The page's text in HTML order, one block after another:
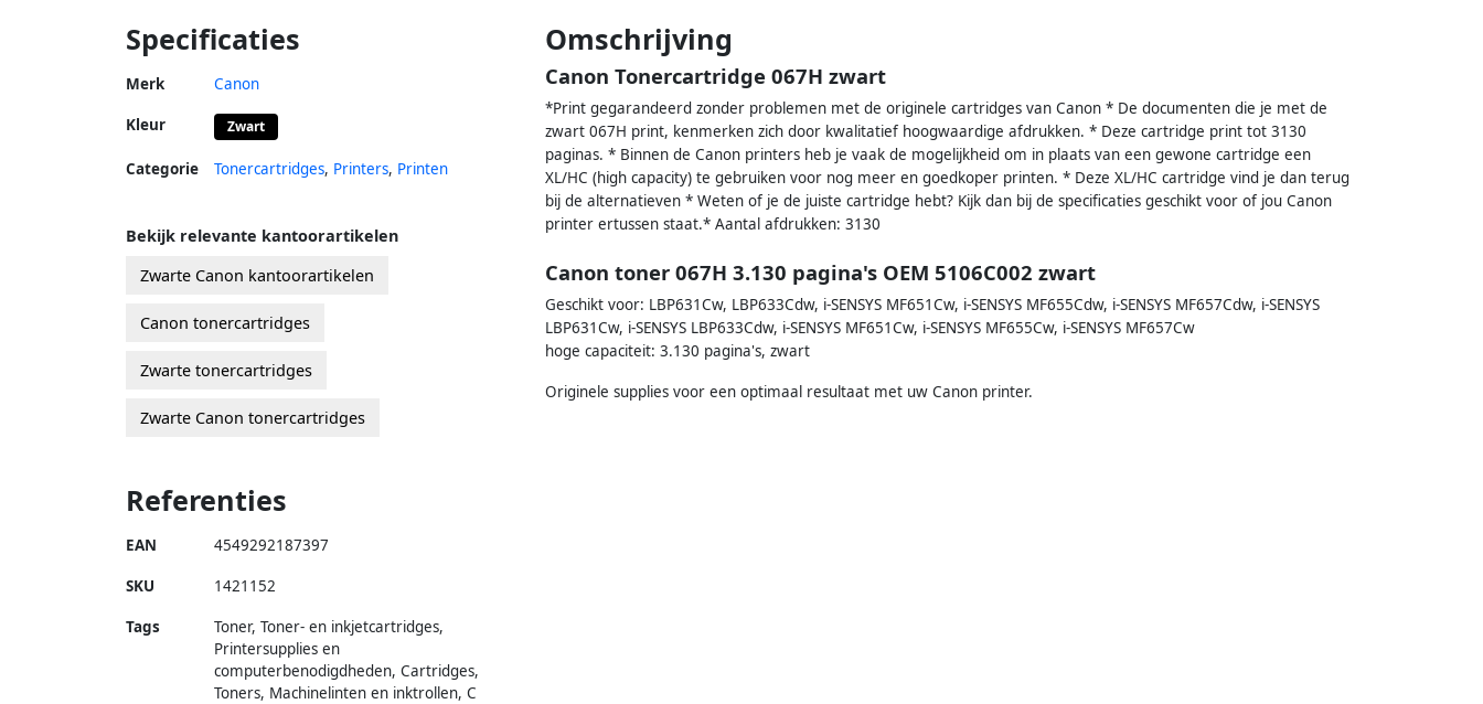
Specificaties
Merk Canon
Kleur Zwart
Categorie Tonercartridges, Printers, Printen
Omschrijving
Canon Tonercartridge 067H zwart
*Print gegarandeerd zonder problemen met de originele cartridges van Canon * De documenten die je met de
zwart 067H print, kenmerken zich door kwalitatief hoogwaardige afdrukken. * Deze cartridge print tot 3130
paginas. * Binnen de Canon printers heb je vaak de mogelijkheid om in plaats van een gewone cartridge een
XL/HC (high capacity) te gebruiken voor nog meer en goedkoper printen. * Deze XL/HC cartridge vind je dan terug
bij de alternatieven * Weten of je de juiste cartridge hebt? Kijk dan bij de specificaties geschikt voor of jou Canon
printer ertussen staat.* Aantal afdrukken: 3130
Canon toner 067H 3.130 pagina's OEM 5106C002 zwart
Geschikt voor: LBP631Cw, LBP633Cdw, i-SENSYS MF651Cw, i-SENSYS MF655Cdw, i-SENSYS MF657Cdw, i-SENSYS
LBP631Cw, i-SENSYS LBP633Cdw, i-SENSYS MF651Cw, i-SENSYS MF655Cw, i-SENSYS MF657Cw
hoge capaciteit: 3.130 pagina's, zwart
Originele supplies voor een optimaal resultaat met uw Canon printer.
Bekijk relevante kantoorartikelen
Zwarte Canon kantoorartikelen
Canon tonercartridges
Zwarte tonercartridges
Zwarte Canon tonercartridges
Referenties
EAN 4549292187397
SKU 1421152
Tags
Toner, Toner- en inkjetcartridges,
Printersupplies en
computerbenodigdheden, Cartridges,
Toners, Machinelinten en inktrollen, C